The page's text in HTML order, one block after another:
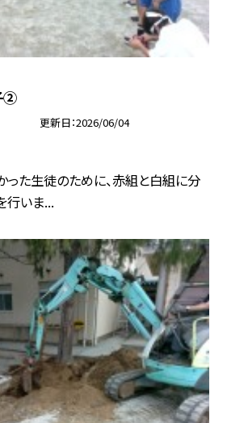
②
更新日 2026/06/04
た生徒のために、赤組と白組に分
行いま...